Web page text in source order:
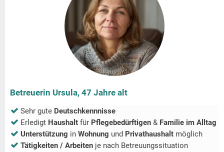
Betreuerin Ursula, 47 Jahre alt
Sehr gute Deutschkennnisse
Erledigt Haushalt für Pflegebedürftigen & Familie im Alltag
Unterstützung in Wohnung und Privathaushalt möglich
Tätigkeiten / Arbeiten je nach Betreuungssituation